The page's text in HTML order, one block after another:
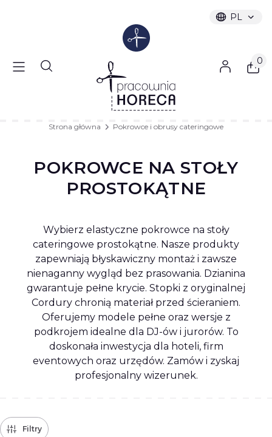
Wybrany
PL
polski
Otwórz wyszukiwarkę
Strona główna Pokrowce i obrusy cateringowe
POKROWCE NA STOŁY
PROSTOKĄTNE
Wybierz elastyczne pokrowce na stoły
cateringowe prostokątne. Nasze produkty
zapewniają błyskawiczny montaż i zawsze
nienaganny wygląd bez prasowania. Dzianina
gwarantuje pełne krycie. Stopki z oryginalnej
Cordury chronią materiał przed ścieraniem.
Oferujemy modele pełne oraz wersje z
podkrojem idealne dla DJ-ów i jurorów. To
doskonała inwestycja dla hoteli, firm
eventowych oraz urzędów. Zamów i zyskaj
profesjonalny wizerunek.
Filtry